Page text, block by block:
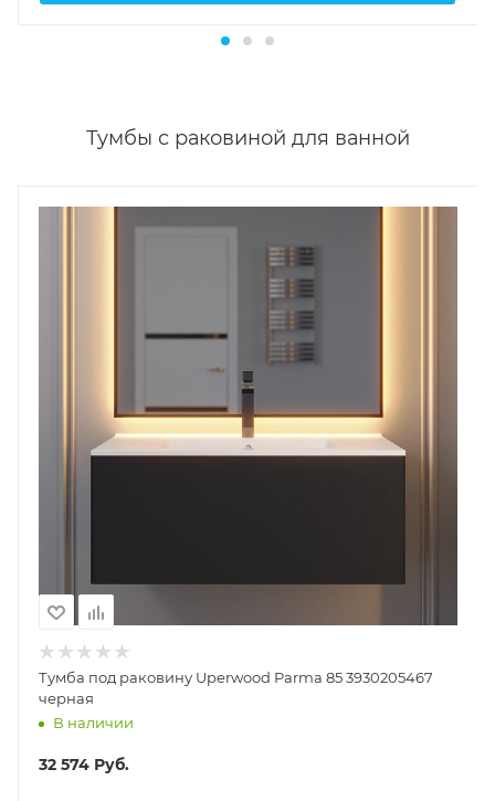
Тумбы с раковиной для ванной
Тумба под раковину Uperwood Parma 85 3930205467
черная
В наличии
32 574 Руб.